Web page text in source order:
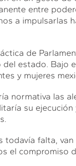
entre
a impulsarlas
de
estado. Bajo
y mujeres
normativa las
su
todavía falta,
el compromiso